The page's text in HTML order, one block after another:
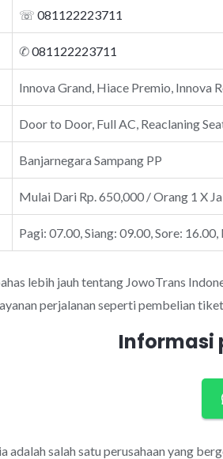
☏ 081122223711
✆081122223711
Innova Grand, Hiace Premio, Innova
Door to Door, Full AC, Reaclaning
Banjarnegara Sampang PP
Mulai Dari Rp. 650,000 / Orang 1 X
Pagi: 07.00, Siang: 09.00, Sore:
lebih jauh tentang JowoTrans
perjalanan seperti pembelian
Informasi
adalah salah satu perusahaan yang